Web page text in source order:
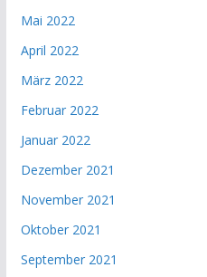
Mai 2022
April 2022
März 2022
Februar 2022
Januar 2022
Dezember 2021
November 2021
Oktober 2021
September 2021